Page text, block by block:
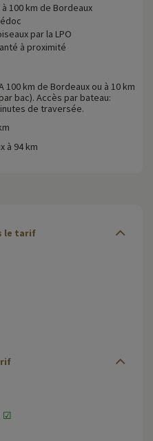
100 km de Bordeaux
par la LPO
à proximité
100 km de Bordeaux ou à 10 km
bac). Accès par bateau:
de traversée.
à 94 km
le tarif
☑